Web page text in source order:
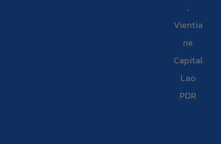
,
Vientia
ne
Capital
Lao
PDR